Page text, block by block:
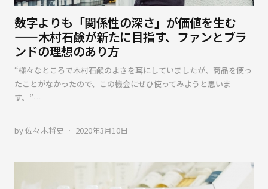
数字よりも「関係性の深さ」が価値を生む
——木村石鹸が新たに目指す、ファンとブラ
ンドの理想のあり方
“様々なところで木村石鹸のよさを耳にしていましたが、商品を使っ
たことがなかったので、この機会にぜひ使ってみようと思いま
す。”…
by佐々木将史 2020年3月10日